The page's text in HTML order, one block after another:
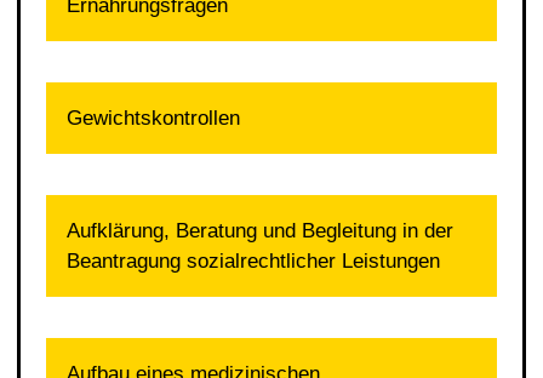
Ernährungsfragen
Gewichtskontrollen
Aufklärung, Beratung und Begleitung in der
Beantragung sozialrechtlicher Leistungen